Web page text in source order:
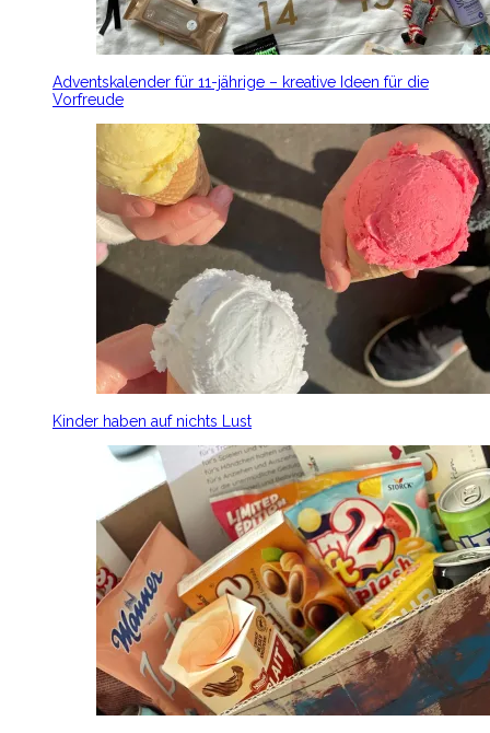
Adventskalender für 11-jährige – kreative Ideen für die
Vorfreude
Kinder haben auf nichts Lust